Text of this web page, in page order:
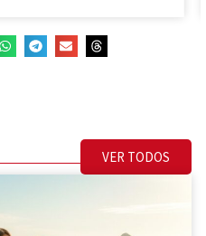
VER TODOS